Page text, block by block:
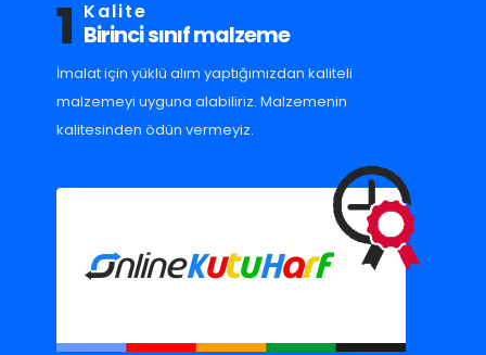
1 Kalite
Birinci sınıf malzeme
İmalat için yüklü alım yaptığımızdan kaliteli
malzemeyi uyguna alabiliriz. Malzemenin
kalitesinden ödün vermeyiz.